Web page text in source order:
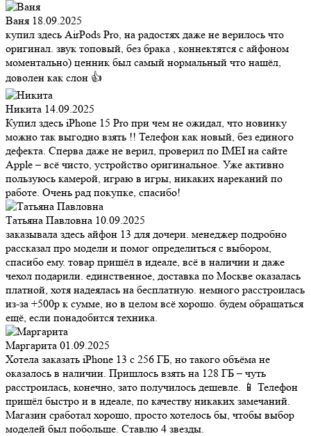
Ваня 18.09.2025
купил здесь AirPods Pro, на радостях даже не верилось что
оригинал. звук топовый, без брака , коннектятся с айфоном
моментально) ценник был самый нормальный что нашёл,
доволен как слон 👍
Никита 14.09.2025
Купил здесь iPhone 15 Pro при чем не ожидал, что новинку
можно так выгодно взять !! Телефон как новый, без единого
дефекта. Сперва даже не верил, проверил по IMEI на сайте
Apple – всё чисто, устройство оригинальное. Уже активно
пользуюсь камерой, играю в игры, никаких нареканий по
работе. Очень рад покупке, спасибо!
Татьяна Павловна 10.09.2025
заказывала здесь айфон 13 для дочери. менеджер подробно
рассказал про модели и помог определиться с выбором,
спасибо ему. товар пришёл в идеале, всё в наличии и даже
чехол подарили. единственное, доставка по Москве оказалась
платной, хотя надеялась на бесплатную. немного расстроилась
из-за +500р к сумме, но в целом всё хорошо. будем обращаться
ещё, если понадобится техника.
Маргарита 01.09.2025
Хотела заказать iPhone 13 с 256 ГБ, но такого объёма не
оказалось в наличии. Пришлось взять на 128 ГБ – чуть
расстроилась, конечно, зато получилось дешевле. 📱 Телефон
пришёл быстро и в идеале, по качеству никаких замечаний.
Магазин сработал хорошо, просто хотелось бы, чтобы выбор
моделей был побольше. Ставлю 4 звезды.